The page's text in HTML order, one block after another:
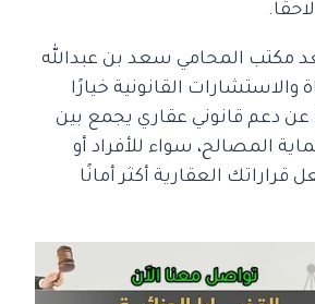
مكتب المحامي سعد بن عبدالله
والاستشارات القانونية خيارًا
عن دعم قانوني عقاري يجمع بين
المصالح، سواء للأفراد أو
قراراتك العقارية أكثر أمانًا